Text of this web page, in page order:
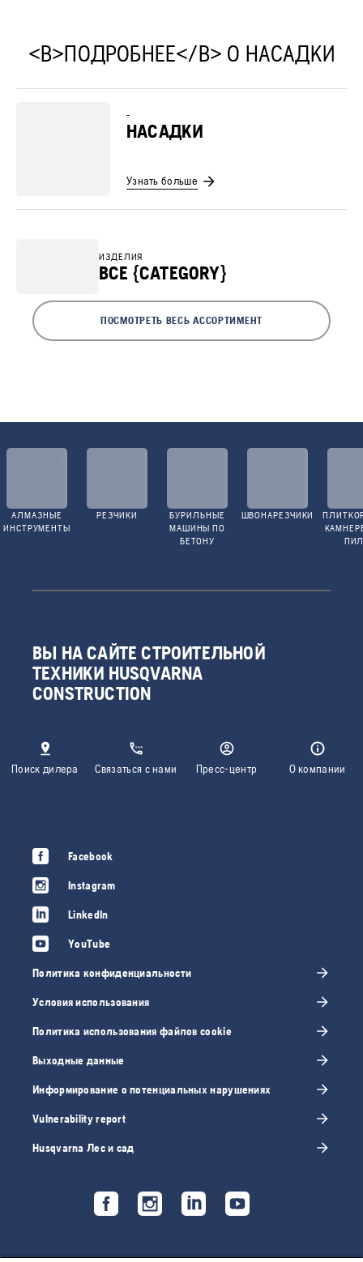
<B>ПОДРОБНЕЕ</B> О НАСАДКИ
-
НАСАДКИ
Узнать больше
ИЗДЕЛИЯ
ВСЕ {CATEGORY}
ПОСМОТРЕТЬ ВЕСЬ АССОРТИМЕНТ
АЛМАЗНЫЕ
ИНСТРУМЕНТЫ
РЕЗЧИКИ
БУРИЛЬНЫЕ
МАШИНЫ ПО
БЕТОНУ
ШВОНАРЕЗЧИКИ
ВЫ НА САЙТЕ СТРОИТЕЛЬНОЙ
ТЕХНИКИ HUSQVARNA
CONSTRUCTION
Поиск дилера Связаться с нами Пресс-центр О компании
Facebook
Instagram
LinkedIn
YouTube
Политика конфиденциальности
Условия использования
Политика использования файлов cookie
Выходные данные
Информирование о потенциальных нарушениях
Vulnerability report
Husqvarna Лес и сад